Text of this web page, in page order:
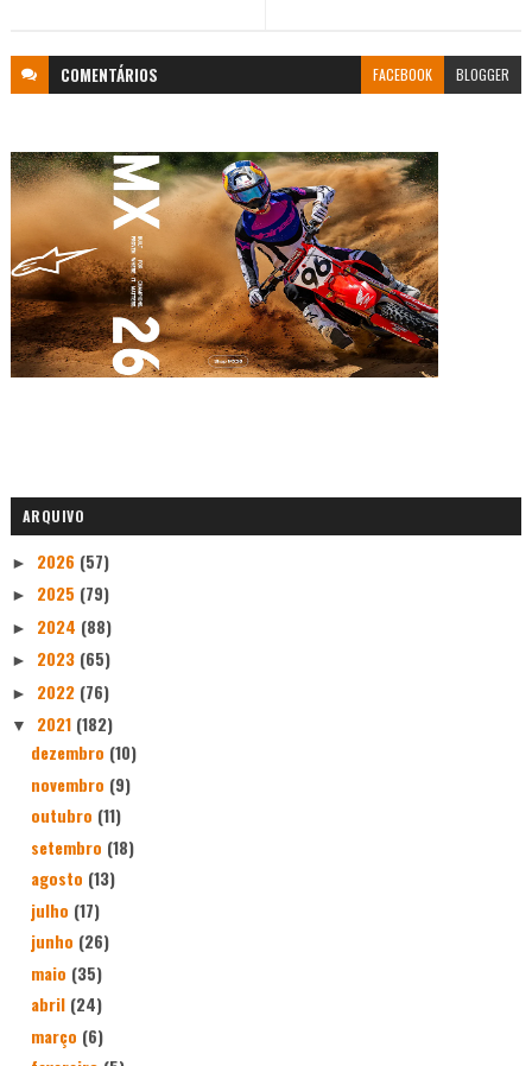
COMENTÁRIOS FACEBOOK BLOGGER
ARQUIVO
► 2026 (57)
► 2025 (79)
► 2024 (88)
► 2023 (65)
► 2022 (76)
▼ 2021 (182)
dezembro (10)
novembro (9)
outubro (11)
setembro (18)
agosto (13)
julho (17)
junho (26)
maio (35)
abril (24)
março (6)